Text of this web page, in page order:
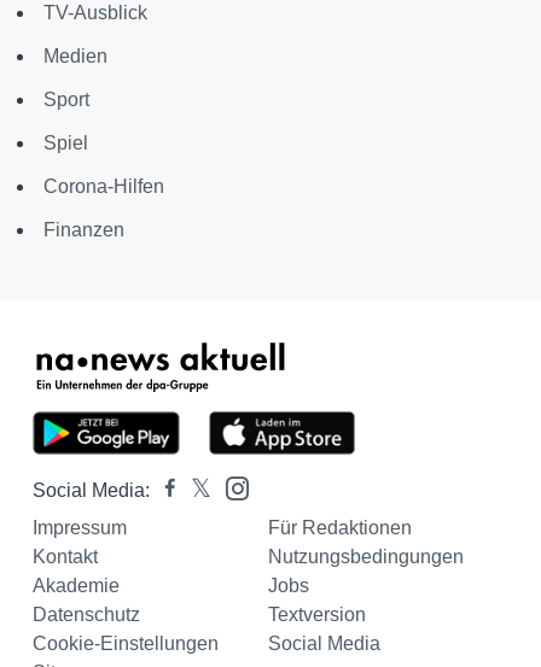
TV-Ausblick
Medien
Sport
Spiel
Corona-Hilfen
Finanzen
Social Media:
Impressum
Für Redaktionen
Kontakt
Nutzungsbedingungen
Akademie
Jobs
Datenschutz
Textversion
Cookie-Einstellungen
Social Media